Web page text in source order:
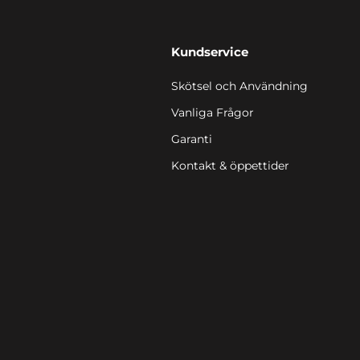
Kundservice
Skötsel och Användning
Vanliga Frågor
Garanti
Kontakt & öppettider